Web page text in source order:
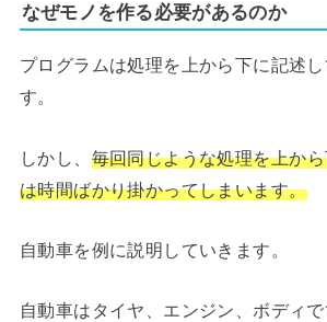
なぜモノを作る必要があるのか
プログラムは処理を上から下に記述
す。
しかし、 毎回同じような処理を上か
は時間ばかり掛かってしまいます。
自動車を例に説明していきます。
自動車はタイヤ、エンジン、ボディ